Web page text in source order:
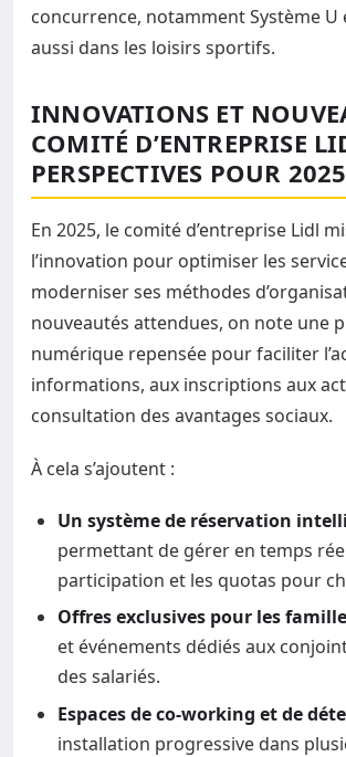
concurrence, notamment Système U
aussi dans les loisirs sportifs.
INNOVATIONS ET
COMITÉ D’ENTREPRISE
PERSPECTIVES POUR 2025
En 2025, le comité d’entreprise Lidl
l’innovation pour optimiser les
moderniser ses méthodes
nouveautés attendues, on note une
numérique repensée pour faciliter
informations, aux inscriptions aux
consultation des avantages sociaux.
À cela s’ajoutent :
Un système de réservation
permettant de gérer en temps
participation et les quotas pour
Offres exclusives pour les
et événements dédiés aux
des salariés.
Espaces de co-working et de
installation progressive dans